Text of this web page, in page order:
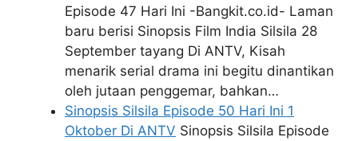
Episode 47 Hari Ini -Bangkit.co.id- Laman
baru berisi Sinopsis Film India Silsila 28
September tayang Di ANTV, Kisah
menarik serial drama ini begitu dinantikan
oleh jutaan penggemar, bahkan…
Sinopsis Silsila Episode 50 Hari Ini 1
Oktober Di ANTV Sinopsis Silsila Episode